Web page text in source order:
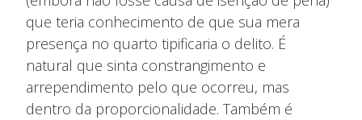
que teria conhecimento de que sua mera
presença no quarto tipificaria o delito. É
natural que sinta constrangimento e
arrependimento pelo que ocorreu, mas
dentro da proporcionalidade. Também é